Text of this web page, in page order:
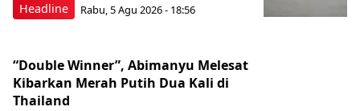
Headline Rabu, 5 Agu 2026 - 18:56
“Double Winner”, Abimanyu Melesat
Kibarkan Merah Putih Dua Kali di
Thailand